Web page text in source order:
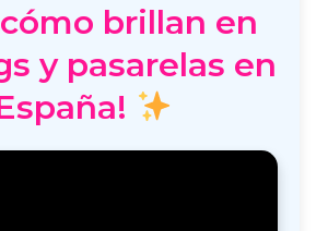
cómo brillan en
y pasarelas en